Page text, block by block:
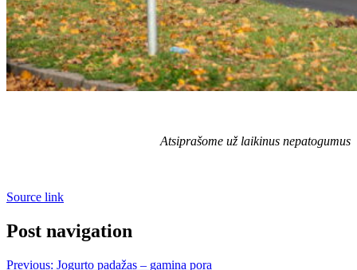
Atsiprašome už laikinus nepatogumus
Source link
Post navigation
Previous: Jogurto padažas – gamina pora